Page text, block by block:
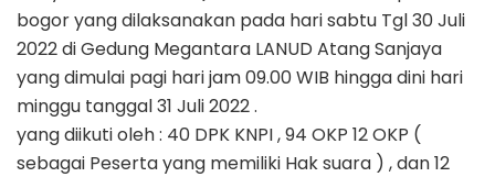
bogor yang dilaksanakan pada hari sabtu Tgl 30 Juli
2022 di Gedung Megantara LANUD Atang Sanjaya
yang dimulai pagi hari jam 09.00 WIB hingga dini hari
minggu tanggal 31 Juli 2022 .
yang diikuti oleh : 40 DPK KNPI , 94 OKP 12 OKP (
sebagai Peserta yang memiliki Hak suara ) , dan 12